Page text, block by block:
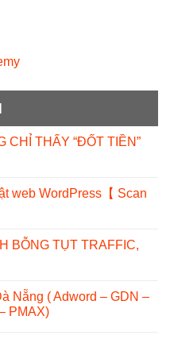
THẤY “ĐỐT TIỀN”
web WordPress【 Scan
BỖNG TỤT TRAFFIC,
Nẵng ( Adword – GDN –
PMAX)